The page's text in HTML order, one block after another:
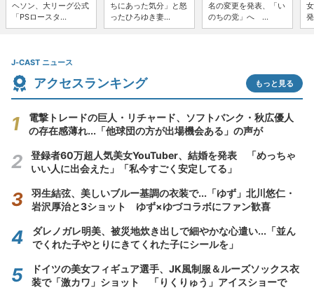
ヘソン、大リーグ公式
「PSロースタ...
ちにあった気分」と怒
ったひろゆき妻...
名の変更を発表、「い
のちの党」へ ...
J-CAST ニュース
アクセスランキング もっと見る
電撃トレードの巨人・リチャード、ソフトバンク・秋広優人
の存在感薄れ...「他球団の方が出場機会ある」の声が
登録者60万超人気美女YouTuber、結婚を発表 「めっちゃ
いい人に出会えた」「私今すごく安定してる」
羽生結弦、美しいブルー基調の衣装で...「ゆず」北川悠仁・
岩沢厚治と3ショット ゆず×ゆづコラボにファン歓喜
ダレノガレ明美、被災地炊き出しで細やかな心遣い...「並ん
でくれた子やとりにきてくれた子にシールを」
ドイツの美女フィギュア選手、JK風制服＆ルーズソックス衣
装で「激カワ」ショット 「りくりゅう」アイスショーで